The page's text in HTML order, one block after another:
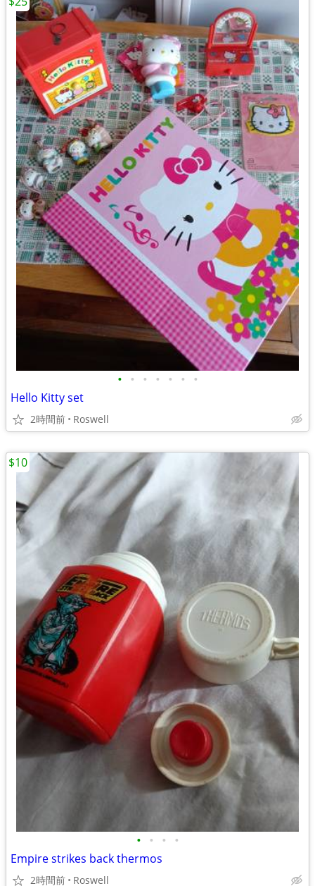
• • • • • • •
Hello Kitty set
2時間前 Roswell
• • • •
Empire strikes back thermos
2時間前 Roswell
$10